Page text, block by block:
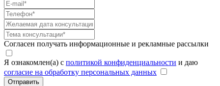
Согласен получать информационные и рекламные рассылки
Я ознакомлен(а) с политикой конфиденциальности и даю
согласие на обработку персональных данных
Отправить